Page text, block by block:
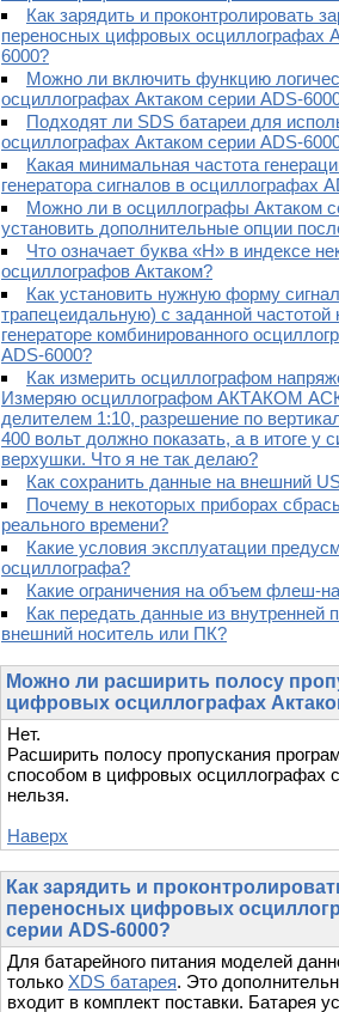
Как зарядить и проконтролировать
переносных цифровых осциллографах
6000?
Можно ли включить функцию
осциллографах Актаком серии ADS-
Подходят ли SDS батареи для
осциллографах Актаком серии ADS-
Какая минимальная частота
генератора сигналов в осциллографах
Можно ли в осциллографы Актаком
установить дополнительные опции
Что означает буква «H» в индексе
осциллографов Актаком?
Как установить нужную форму
трапецеидальную) с заданной частотой
генераторе комбинированного
ADS-6000?
Как измерить осциллографом
Измеряю осциллографом АКТАКОМ
делителем 1:10, разрешение по
400 вольт должно показать, а в итоге у
верхушки. Что я не так делаю?
Как сохранить данные на внешний
Почему в некоторых приборах
реального времени?
Какие условия эксплуатации
осциллографа?
Какие ограничения на объем флеш-
Как передать данные из внутренней
внешний носитель или ПК?
Можно ли расширить полосу
цифровых осциллографах
Нет.
Расширить полосу пропускания
способом в цифровых осциллографах
нельзя.
Наверх
Как зарядить и
переносных цифровых
серии ADS-6000?
Для батарейного питания моделей
только XDS батарея. Это
входит в комплект поставки. Батарея